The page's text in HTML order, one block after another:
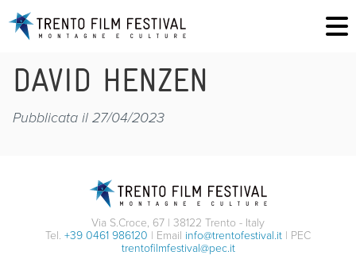
DAVID HENZEN
Pubblicata il 27/04/2023
Via S.Croce, 67 | 38122 Trento - Italy
Tel. +39 0461 986120 | Email info@trentofestival.it | PEC
trentofilmfestival@pec.it